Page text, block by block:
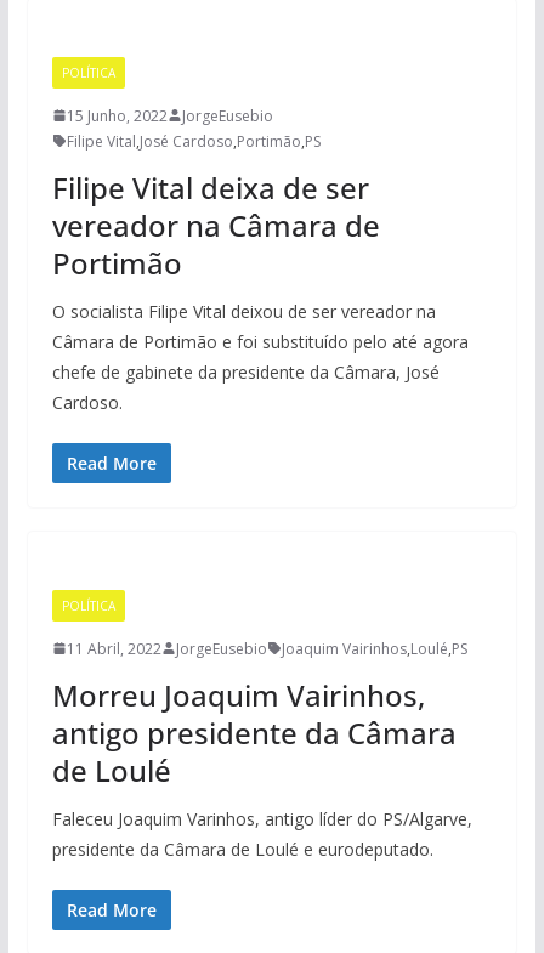
POLÍTICA
15 Junho, 2022
JorgeEusebio
Filipe Vital,José Cardoso,Portimão,PS
Filipe Vital deixa de ser
vereador na Câmara de
Portimão
O socialista Filipe Vital deixou de ser vereador na
Câmara de Portimão e foi substituído pelo até agora
chefe de gabinete da presidente da Câmara, José
Cardoso.
Read More
POLÍTICA
11 Abril, 2022 JorgeEusebio Joaquim Vairinhos,Loulé,PS
Morreu Joaquim Vairinhos,
antigo presidente da Câmara
de Loulé
Faleceu Joaquim Varinhos, antigo líder do PS/Algarve,
presidente da Câmara de Loulé e eurodeputado.
Read More